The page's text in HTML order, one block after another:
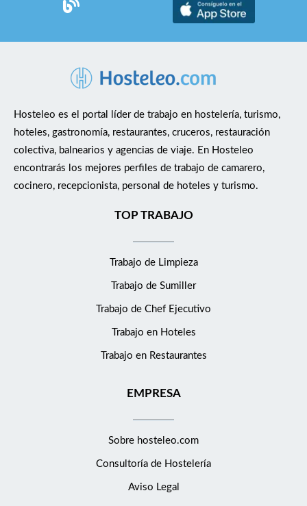
Hosteleo es el portal líder de trabajo en hostelería, turismo,
hoteles, gastronomía, restaurantes, cruceros, restauración
colectiva, balnearios y agencias de viaje. En Hosteleo
encontrarás los mejores perfiles de trabajo de camarero,
cocinero, recepcionista, personal de hoteles y turismo.
TOP TRABAJO
Trabajo de Limpieza
Trabajo de Sumiller
Trabajo de Chef Ejecutivo
Trabajo en Hoteles
Trabajo en Restaurantes
EMPRESA
Sobre hosteleo.com
Consultoría de Hostelería
Aviso Legal